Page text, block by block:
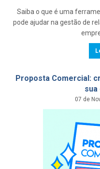
Saiba o que é uma
pode ajudar na gestão de
Proposta Comercial:
sua
07 de